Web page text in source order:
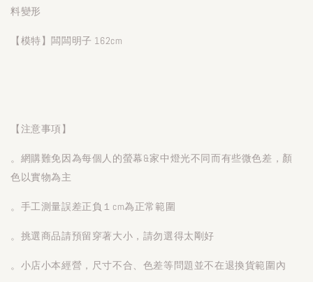
料變形
【模特】闆闆明子 162cm
【注意事項】
。網購難免因為每個人的螢幕&家中燈光不同而有些微色差，顏
色以實物為主
。手工測量誤差正負１cm為正常範圍
。挑選商品請預留穿著大小，請勿選得太剛好
。小店小本經營，尺寸不合、色差等問題並不在退換貨範圍內